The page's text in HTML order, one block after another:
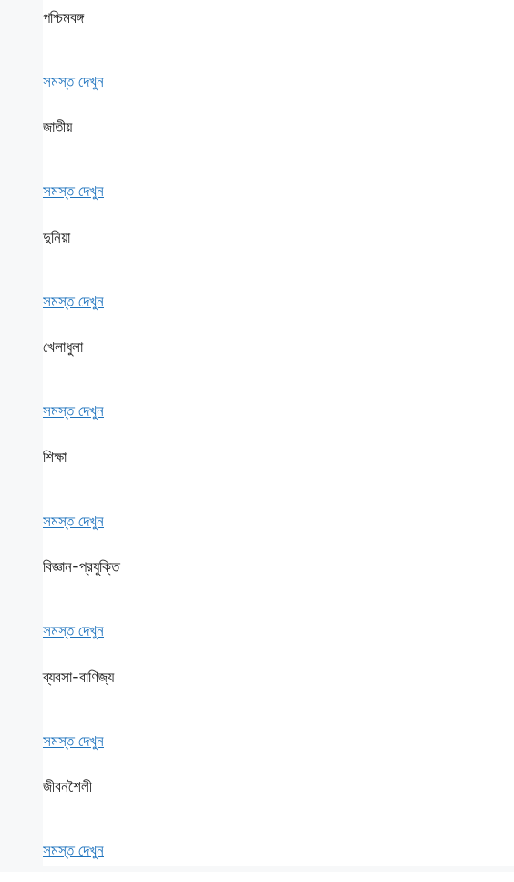
পশ্চিমবঙ্গ
সমস্ত দেখুন
জাতীয়
সমস্ত দেখুন
দুনিয়া
সমস্ত দেখুন
খেলাধুলা
সমস্ত দেখুন
শিক্ষা
সমস্ত দেখুন
বিজ্ঞান-প্রযুক্তি
সমস্ত দেখুন
ব্যবসা-বাণিজ্য
সমস্ত দেখুন
জীবনশৈলী
সমস্ত দেখুন